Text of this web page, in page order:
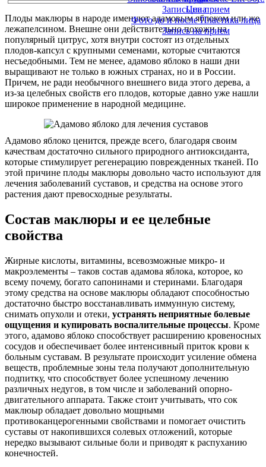
Цена
Фото до и после Пластика лица
Запись на прием
Запись на прием
Плоды маклюры в народе именуют адамовым яблоком или же
лежапелсином. Внешне они действительно похожи на
популярный цитрус, хотя внутри состоят из отдельных
плодов-капсул с крупными семенами, которые считаются
несъедобными. Тем не менее, адамово яблоко в наши дни
выращивают не только в южных странах, но и в России.
Причем, не ради необычного внешнего вида этого дерева, а
из-за целебных свойств его плодов, которые давно уже нашли
широкое применение в народной медицине.
Адамово яблоко ценится, прежде всего, благодаря своим
качествам достаточно сильного природного антиоксиданта,
которые стимулирует регенерацию поврежденных тканей. По
этой причине плоды маклюры довольно часто используют для
лечения заболеваний суставов, и средства на основе этого
растения дают превосходные результаты.
Состав маклюры и ее целебные
свойства
Жирные кислоты, витамины, всевозможные микро- и
макроэлементы – таков состав адамова яблока, которое, ко
всему почему, богато сапонинами и стеринами. Благодаря
этому средства на основе маклюры обладают способностью
достаточно быстро восстанавливать иммунную систему,
снимать опухоли и отеки, устранять неприятные болевые
ощущения и купировать воспалительные процессы. Кроме
этого, адамово яблоко способствует расширению кровеносных
сосудов и обеспечивает более интенсивный приток крови к
больным суставам. В результате происходит усиление обмена
веществ, проблемные зоны тела получают дополнительную
подпитку, что способствует более успешному лечению
различных недугов, в том числе и заболеваний опорно-
двигательного аппарата. Также стоит учитывать, что сок
маклюыр обладает довольно мощными
противоканцерогенными свойствами и помогает очистить
суставы от накопившихся солевых отложений, которые
нередко вызывают сильные боли и приводят к распуханию
конечностей.